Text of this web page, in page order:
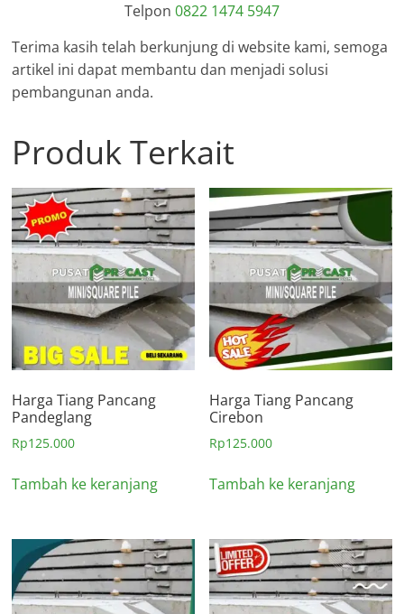
Telpon 0822 1474 5947
Terima kasih telah berkunjung di website kami, semoga
artikel ini dapat membantu dan menjadi solusi
pembangunan anda.
Produk Terkait
Harga Tiang Pancang
Pandeglang
Rp125.000
Tambah ke keranjang
Harga Tiang Pancang
Cirebon
Rp125.000
Tambah ke keranjang